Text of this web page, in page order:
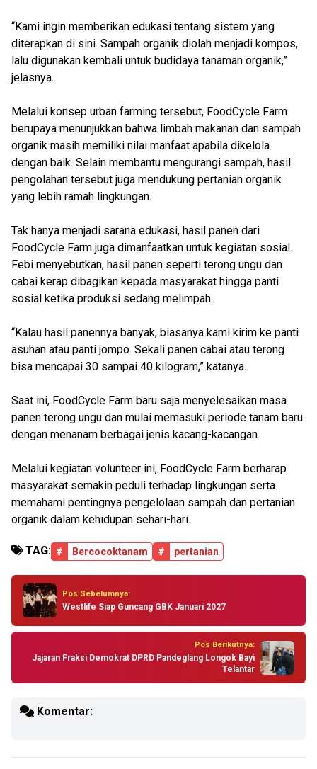
“Kami ingin memberikan edukasi tentang sistem yang
diterapkan di sini. Sampah organik diolah menjadi kompos,
lalu digunakan kembali untuk budidaya tanaman organik,”
jelasnya.
Melalui konsep urban farming tersebut, FoodCycle Farm
berupaya menunjukkan bahwa limbah makanan dan sampah
organik masih memiliki nilai manfaat apabila dikelola
dengan baik. Selain membantu mengurangi sampah, hasil
pengolahan tersebut juga mendukung pertanian organik
yang lebih ramah lingkungan.
Tak hanya menjadi sarana edukasi, hasil panen dari
FoodCycle Farm juga dimanfaatkan untuk kegiatan sosial.
Febi menyebutkan, hasil panen seperti terong ungu dan
cabai kerap dibagikan kepada masyarakat hingga panti
sosial ketika produksi sedang melimpah.
“Kalau hasil panennya banyak, biasanya kami kirim ke panti
asuhan atau panti jompo. Sekali panen cabai atau terong
bisa mencapai 30 sampai 40 kilogram,” katanya.
Saat ini, FoodCycle Farm baru saja menyelesaikan masa
panen terong ungu dan mulai memasuki periode tanam baru
dengan menanam berbagai jenis kacang-kacangan.
Melalui kegiatan volunteer ini, FoodCycle Farm berharap
masyarakat semakin peduli terhadap lingkungan serta
memahami pentingnya pengelolaan sampah dan pertanian
organik dalam kehidupan sehari-hari.
TAG: # Bercocoktanam # pertanian
Pos Sebelumnya:
Westlife Siap Guncang GBK Januari 2027
Pos Berikutnya:
Jajaran Fraksi Demokrat DPRD Pandeglang Longok Bayi
Telantar
Komentar: